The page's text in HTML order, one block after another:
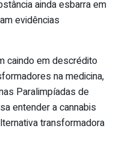
ainda esbarra em
evidências
caindo em descrédito
na medicina,
Paralimpíadas de
entender a cannabis
transformadora